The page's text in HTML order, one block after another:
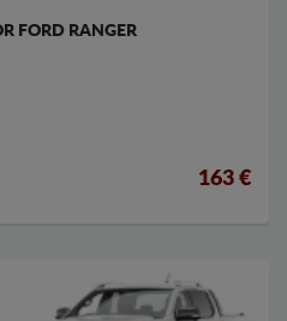
FORD RANGER
163 €